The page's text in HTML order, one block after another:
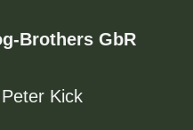
Brothers GbR
Kick